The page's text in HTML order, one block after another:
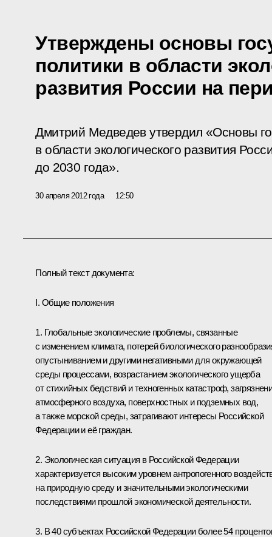
Утверждены основы
политики в области
развития России на
Дмитрий Медведев утвердил «Основы
в области экологического развития
до 2030 года».
30 апреля 2012 года 12:50
Полный текст документа:
I. Общие положения
1. Глобальные экологические проблемы, связанные
с изменением климата, потерей биологического
опустыниванием и другими негативными для окружающей
среды процессами, возрастанием экологического ущерба
от стихийных бедствий и техногенных катастроф,
атмосферного воздуха, поверхностных и подземных вод,
а также морской среды, затрагивают интересы Российской
Федерации и её граждан.
2. Экологическая ситуация в Российской Федерации
характеризуется высоким уровнем антропогенного
на природную среду и значительными экологическими
последствиями прошлой экономической деятельности.
3. В 40 субъектах Российской Федерации более 54